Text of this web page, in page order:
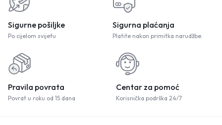
Sigurne pošiljke
Po cijelom svijetu
Sigurna plaćanja
Platite nakon primitka narudžbe.
Pravila povrata
Povrat u roku od 15 dana
Centar za pomoć
Korisnička podrška 24/7